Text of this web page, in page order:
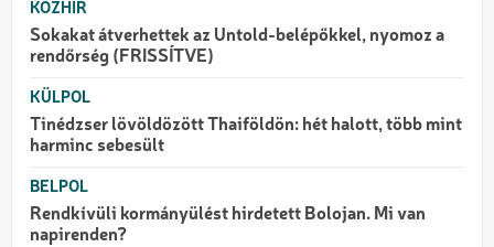
KÖZHÍR
Sokakat átverhettek az Untold-belépőkkel, nyomoz a
rendőrség (FRISSÍTVE)
KÜLPOL
Tinédzser lövöldözött Thaiföldön: hét halott, több mint
harminc sebesült
BELPOL
Rendkívüli kormányülést hirdetett Bolojan. Mi van
napirenden?